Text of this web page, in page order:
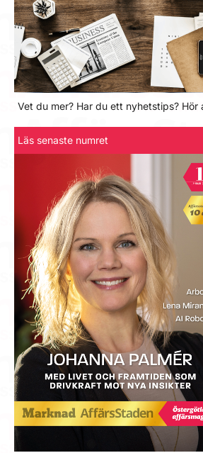
Vet du mer? Har du ett nyhetstips? Hör
Läs senaste numret